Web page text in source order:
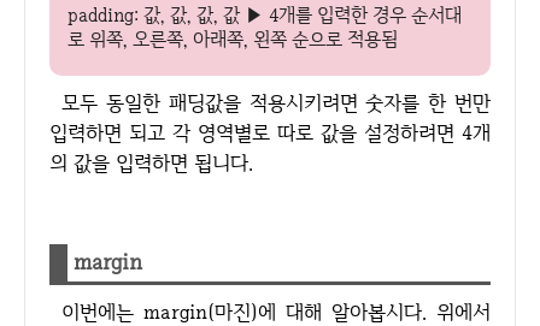
padding: 값, 값, 값, 값 ▶ 4개를 입력한 경우 순서대
로 위쪽, 오른쪽, 아래쪽, 왼쪽 순으로 적용됨
모두 동일한 패딩값을 적용시키려면 숫자를 한 번만
입력하면 되고 각 영역별로 따로 값을 설정하려면 4개
의 값을 입력하면 됩니다.
margin
이번에는 margin(마진)에 대해 알아봅시다. 위에서